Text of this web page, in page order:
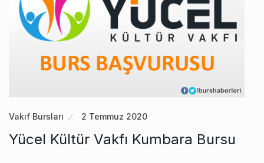
Vakıf Bursları 2 Temmuz 2020
Yücel Kültür Vakfı Kumbara Bursu